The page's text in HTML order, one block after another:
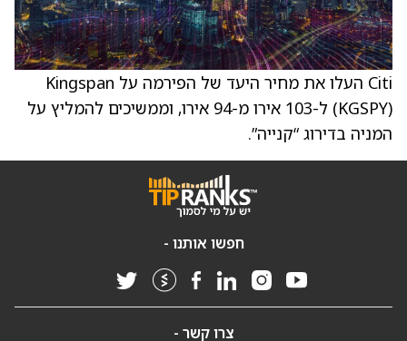
Citi העלו את מחיר היעד של הפירמה על Kingspan
(KGSPY) ל-103 אירו מ-94 אירו, וממשיכים להמליץ על
המניה בדירוג “קנייה”.
חפשו אותנו -
צרו קשר -